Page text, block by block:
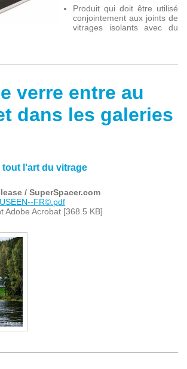
Produit qui doit être utilisé
conjointement aux joints de
vitrages isolants avec du
verre entre au
dans les galeries
l'art du vitrage
/ SuperSpacer.com
FR©.pdf
Adobe Acrobat [368.5 KB]